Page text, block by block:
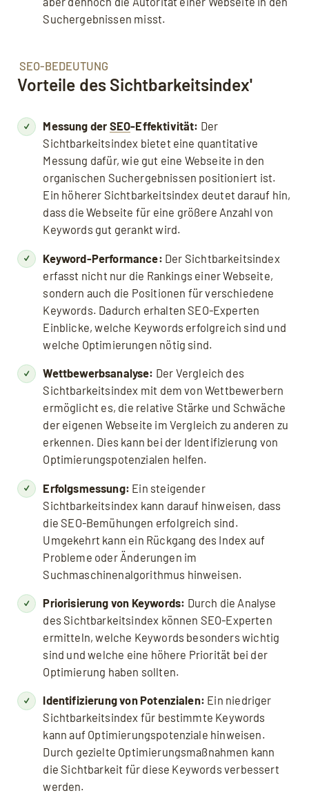
Suchergebnissen misst.
SEO-BEDEUTUNG
Vorteile des Sichtbarkeitsindex'
Messung der SEO-Effektivität: Der
Sichtbarkeitsindex bietet eine quantitative
Messung dafür, wie gut eine Webseite in den
organischen Suchergebnissen positioniert ist.
Ein höherer Sichtbarkeitsindex deutet darauf hin,
dass die Webseite für eine größere Anzahl von
Keywords gut gerankt wird.
Keyword-Performance: Der Sichtbarkeitsindex
erfasst nicht nur die Rankings einer Webseite,
sondern auch die Positionen für verschiedene
Keywords. Dadurch erhalten SEO-Experten
Einblicke, welche Keywords erfolgreich sind und
welche Optimierungen nötig sind.
Wettbewerbsanalyse: Der Vergleich des
Sichtbarkeitsindex mit dem von Wettbewerbern
ermöglicht es, die relative Stärke und Schwäche
der eigenen Webseite im Vergleich zu anderen zu
erkennen. Dies kann bei der Identifizierung von
Optimierungspotenzialen helfen.
Erfolgsmessung: Ein steigender
Sichtbarkeitsindex kann darauf hinweisen, dass
die SEO-Bemühungen erfolgreich sind.
Umgekehrt kann ein Rückgang des Index auf
Probleme oder Änderungen im
Suchmaschinenalgorithmus hinweisen.
Priorisierung von Keywords: Durch die Analyse
des Sichtbarkeitsindex können SEO-Experten
ermitteln, welche Keywords besonders wichtig
sind und welche eine höhere Priorität bei der
Optimierung haben sollten.
Identifizierung von Potenzialen: Ein niedriger
Sichtbarkeitsindex für bestimmte Keywords
kann auf Optimierungspotenziale hinweisen.
Durch gezielte Optimierungsmaßnahmen kann
die Sichtbarkeit für diese Keywords verbessert
werden.